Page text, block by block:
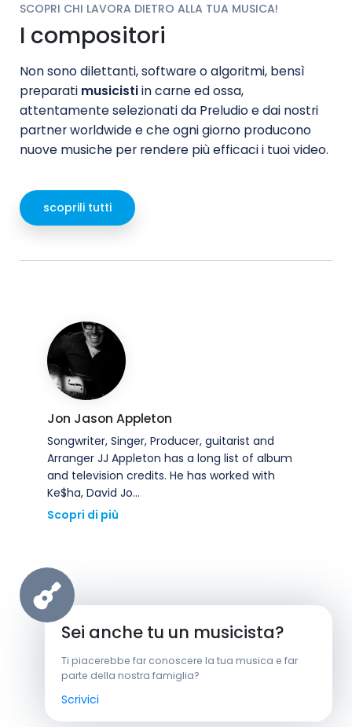
SCOPRI CHI LAVORA DIETRO ALLA TUA MUSICA!
I compositori
Non sono dilettanti, software o algoritmi, bensì
preparati musicistiin carne ed ossa,
attentamente selezionati da Preludio e dai nostri
partner worldwide e che ogni giorno producono
nuove musiche per rendere più efficaci i tuoi video.
scoprili tutti
Jon Jason Appleton
Songwriter, Singer, Producer, guitarist and
Arranger JJ Appleton has a long list of album
and television credits. He has worked with
Ke$ha, David Jo...
Scopri di più
Sei anche tu un musicista?
Ti piacerebbe far conoscere la tua musica e far
parte della nostra famiglia?
Scrivici